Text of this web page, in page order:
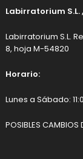
Labirratorium
Labirratorium S.L.
8, hoja M-54820
Horario:
Lunes a Sábado:
POSIBLES CAMBIOS